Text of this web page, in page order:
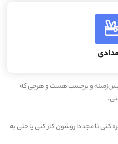
پس‌زمینه و برچسب هست و هرچی که
کنی تا مجددا روشون کار کنی یا حتی به